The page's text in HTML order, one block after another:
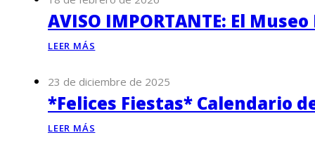
AVISO IMPORTANTE: El
LEER MÁS
23 de diciembre de 2025
*Felices Fiestas* Calendario
LEER MÁS